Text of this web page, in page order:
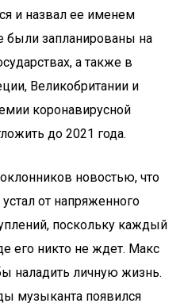
и назвал ее именем
были запланированы на
а также в
Великобритании и
коронавирусной
до 2021 года.
новостью, что
от напряженного
поскольку каждый
его никто не ждет. Макс
наладить личную жизнь.
музыканта появился